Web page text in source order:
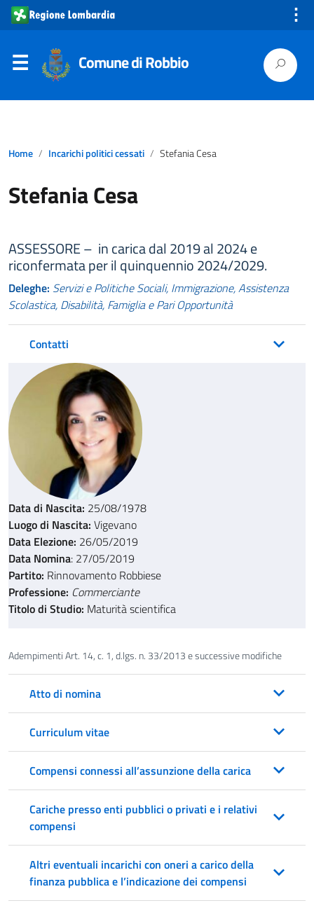
⋮
Comune di Robbio
Home Incarichi politici cessati Stefania Cesa
Stefania Cesa
ASSESSORE – in carica dal 2019 al 2024 e
riconfermata per il quinquennio 2024/2029.
Deleghe: Servizi e Politiche Sociali, Immigrazione, Assistenza
Scolastica, Disabilità, Famiglia e Pari Opportunità
Contatti
Data di Nascita: 25/08/1978
Luogo di Nascita: Vigevano
Data Elezione: 26/05/2019
Data Nomina: 27/05/2019
Partito: Rinnovamento Robbiese
Professione: Commerciante
Titolo di Studio: Maturità scientifica
Adempimenti Art. 14, c. 1, d.lgs. n. 33/2013 e successive modifiche
Atto di nomina
Curriculum vitae
Compensi connessi all’assunzione della carica
Cariche presso enti pubblici o privati e i relativi
compensi
Altri eventuali incarichi con oneri a carico della
finanza pubblica e l’indicazione dei compensi